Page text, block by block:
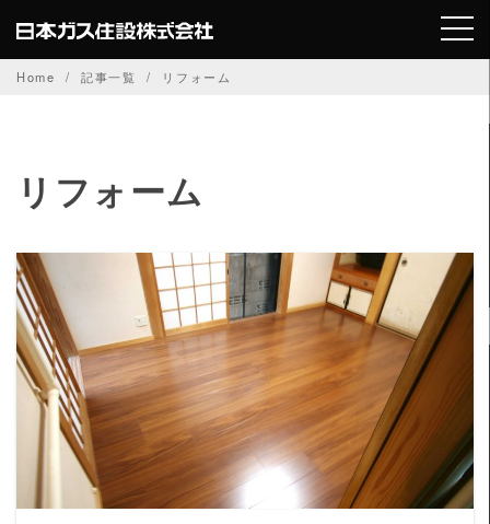
to
content
Home 記事一覧 リフォーム
リフォーム
READ MORE